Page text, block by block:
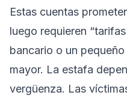
Estas cuentas
luego requieren
bancario o un
mayor. La estafa
vergüenza. Las